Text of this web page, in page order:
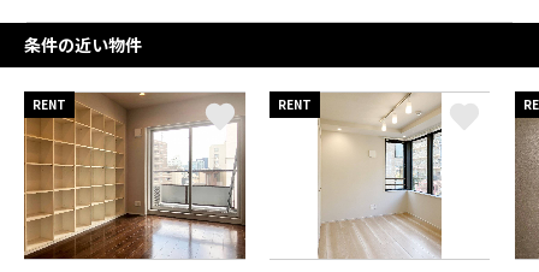
条件の近い物件
RENT RENT